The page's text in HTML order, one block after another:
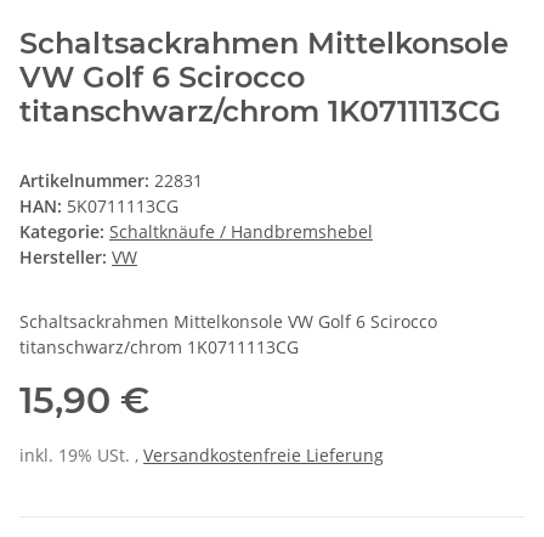
Schaltsackrahmen Mittelkonsole
VW Golf 6 Scirocco
titanschwarz/chrom 1K0711113CG
Artikelnummer: 22831
HAN: 5K0711113CG
Kategorie: Schaltknäufe / Handbremshebel
Hersteller: VW
Schaltsackrahmen Mittelkonsole VW Golf 6 Scirocco
titanschwarz/chrom 1K0711113CG
15,90 €
inkl. 19% USt. , Versandkostenfreie Lieferung